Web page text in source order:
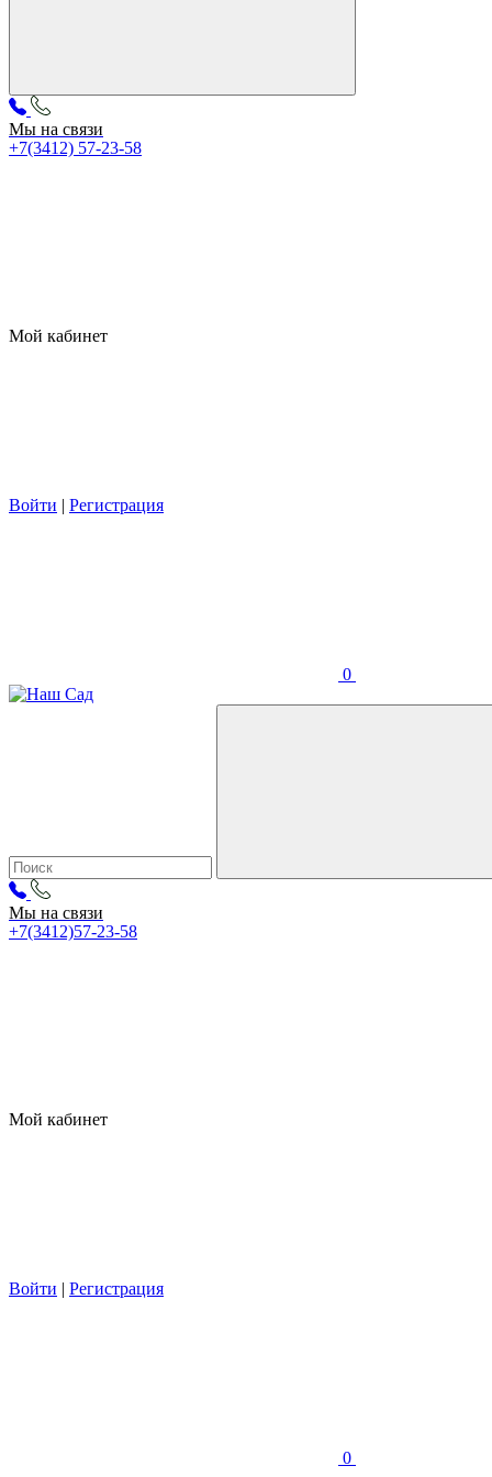
Мы на связи
+7(3412) 57-23-58
Мой кабинет
Войти | Регистрация
0
Мы на связи
+7(3412)57-23-58
Мой кабинет
Войти | Регистрация
0